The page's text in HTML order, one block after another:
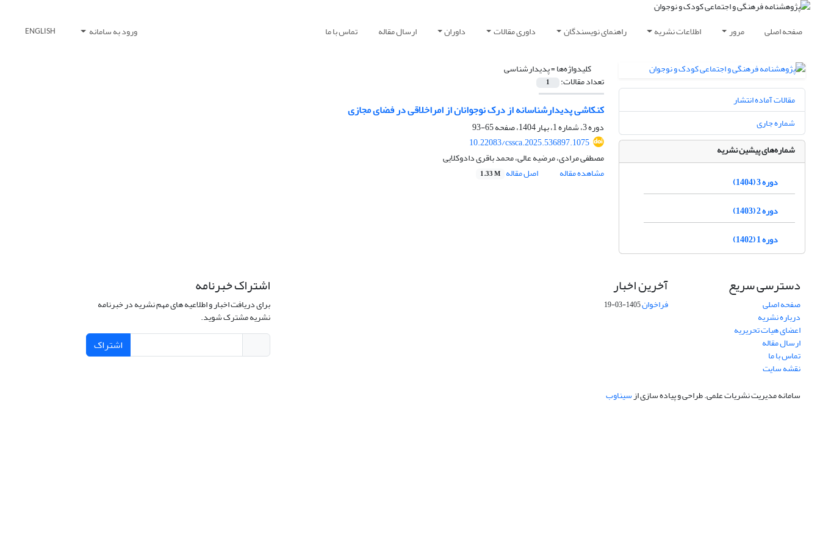
صفحه اصلی مرور اطلاعات نشریه راهنمای نویسندگان داوری مقالات داوران ارسال مقاله تماس با ما ورود به سامانه ENGLISH
کلیدواژه‌ها =پدیدارشناسی
تعداد مقالات: 1
کنکاشی پدیدارشناسانه از درک نوجوانان از امراخلاقی در فضای مجازی
دوره 3، شماره 1، بهار 1404، صفحه
65-93
10.22083/cssca.2025.536897.1075
مصطفی مرادی، مرضیه عالی، محمد باقری دادوکلایی
مشاهده مقاله
اصل مقاله 1.33 M
مقالات آماده انتشار
شماره جاری
شماره‌های پیشین نشریه
دوره 3 (1404)
دوره 2 (1403)
دوره 1 (1402)
دسترسی سریع
صفحه اصلی
درباره نشریه
اعضای هیات تحریریه
ارسال مقاله
تماس با ما
نقشه سایت
آخرین اخبار
فراخوان1405-03-19
اشتراک خبرنامه
برای دریافت اخبار و اطلاعیه های مهم نشریه در خبرنامه
نشریه مشترک شوید.
اشتراک
سامانه مدیریت نشریات علمی.طراحی و پیاده سازی ازسیناوب